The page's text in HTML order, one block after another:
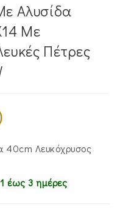
Αλυσίδα
Με
Πέτρες
€850.00.
40cm Λευκόχρυσος
έως 3 ημέρες